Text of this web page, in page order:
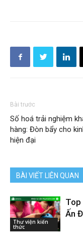
Bài trước
Số hoá trải nghiệm
hàng: Đòn bẩy cho
hiện đại
BÀI VIẾT LIÊN QUAN
Thư viện kiến
thức
Top
Ấn